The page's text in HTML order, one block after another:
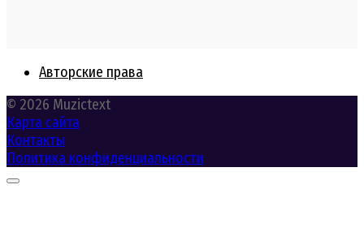
Авторские права
© 2026 Muzictext
Карта сайта
Контакты
Политика конфиденциальности